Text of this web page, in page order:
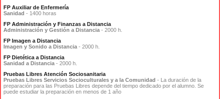
FP Auxiliar de Enfermería
Sanidad - 1400 horas
FP Administración y Finanzas a Distancia
Administración y Gestión a Distancia - 2000 h.
FP Imagen a Distancia
Imagen y Sonido a Distancia - 2000 h.
FP Dietética a Distancia
Sanidad a Distancia - 2000 h.
Pruebas Libres Atención Sociosanitaria
Pruebas Libres Servicios Socioculturales y a la Comunidad - La duración de la
preparación para las Pruebas Libres depende del tiempo dedicado por el alumno. Se
puede estudiar la preparación en menos de 1 año